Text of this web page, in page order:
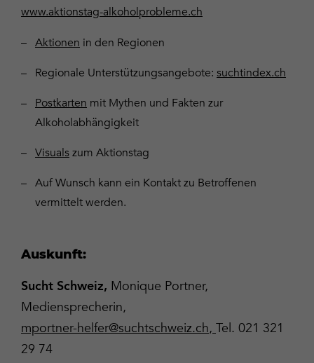
www.aktionstag-alkoholprobleme.ch
Aktionen in den Regionen
Regionale Unterstützungsangebote: suchtindex.ch
Postkarten mit Mythen und Fakten zur
Alkoholabhängigkeit
Visualszum Aktionstag
Auf Wunsch kann ein Kontakt zu Betroffenen
vermittelt werden.
Auskunft:
Sucht Schweiz, Monique Portner,
Mediensprecherin,
mportner-helfer@suchtschweiz.ch,Tel. 021 321
29 74